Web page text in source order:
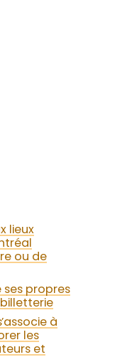
lieux
ou de
ses propres
à
les
et